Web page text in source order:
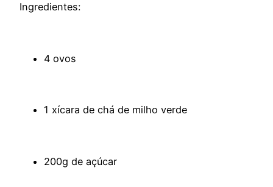
Ingredientes:
4 ovos
1 xícara de chá de milho verde
200g de açúcar